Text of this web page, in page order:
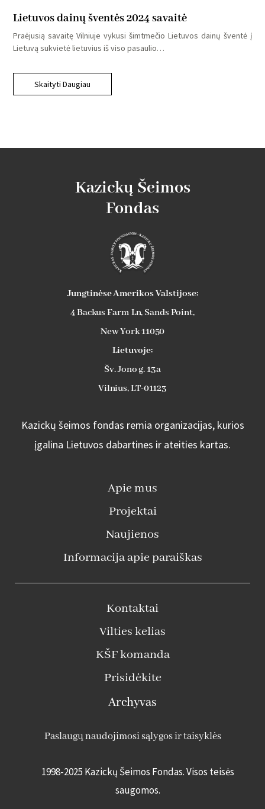
Lietuvos dainų šventės 2024 savaitė
Praėjusią savaitę Vilniuje vykusi šimtmečio Lietuvos dainų šventė į
Lietuvą sukvietė lietuvius iš viso pasaulio…
Skaityti Daugiau
Kazickų Šeimos
Fondas
Jungtinėse Amerikos Valstijose:
4 Backus Farm Ln, Sands Point,
New York 11050
Lietuvoje:
Šv. Jono g. 13a
Vilnius, LT-01123
Kazickų šeimos fondas remia organizacijas, kurios
įgalina Lietuvos dabartines ir ateities kartas.
Apie mus
Projektai
Naujienos
Informacija apie paraiškas
Kontaktai
Vilties kelias
KŠF komanda
Prisidėkite
Archyvas
Paslaugų naudojimosi sąlygos ir taisyklės
1998-2025 Kazickų Šeimos Fondas. Visos teisės
saugomos.